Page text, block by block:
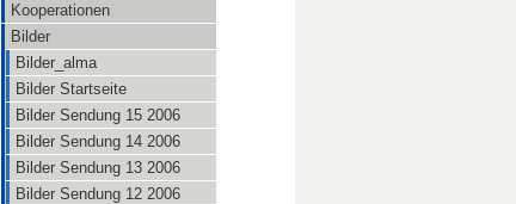
Kooperationen
Bilder
Bilder_alma
Bilder Startseite
Bilder Sendung 15 2006
Bilder Sendung 14 2006
Bilder Sendung 13 2006
Bilder Sendung 12 2006